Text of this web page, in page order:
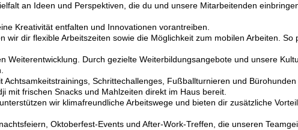
an Ideen und Perspektiven, die du und unsere Mitarbeitenden
Kreativität entfalten und Innovationen vorantreiben.
wir dir flexible Arbeitszeiten sowie die Möglichkeit zum mobilen Arbeiten.
Weiterentwicklung. Durch gezielte Weiterbildungsangebote und unsere
Achtsamkeitstrainings, Schrittechallenges, Fußballturnieren und
mit frischen Snacks und Mahlzeiten direkt im Haus bereit.
wir klimafreundliche Arbeitswege und bieten dir zusätzliche
Oktoberfest-Events und After-Work-Treffen, die unseren